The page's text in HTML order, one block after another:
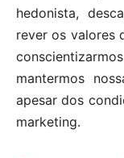
hedonista,
rever os valores
conscientizarmos
mantermos
apesar dos
marketing.